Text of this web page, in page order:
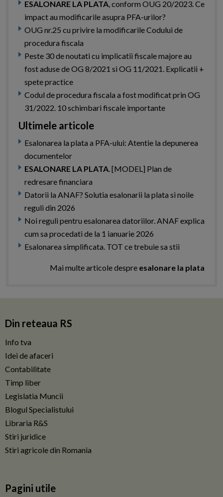
ESALONARE LA PLATA, conform OUG 20/2023. Ce
impact au modificarile asupra PFA-urilor?
OUG nr.25 cu privire la modificarile Codului de
procedura fiscala
Peste 30 de noutati cu implicatii fiscale majore au
fost aduse de OG 8/2021 si OG 11/2021. Explicatii +
spete practice
Codul de procedura fiscala a fost modificat prin OG
31/2022. 10 schimbari fiscale importante
Ultimele articole
Esalonarea la plata a PFA-ului: Atentie la depunerea
documentelor
ESALONARE LA PLATA. [MODEL] Plan de
redresare financiara
Datorii la ANAF? Solutia esalonarii la plata si noile
reguli din 2026
Noi reguli pentru esalonarea datoriilor. ANAF explica
cum sa procedati de la 1 ianuarie 2026
Esalonarea simplificata. TOT ce trebuie sa stii
Mai multe articole despre esalonare la plata
Din reteaua RS
Info tva
Idei de afaceri
Contabilitate
Timp liber
Legislatia Muncii
Blogul Specialistului
Libraria R&S
Stiri juridice
Stiri agricole din Romania
Pagini utile